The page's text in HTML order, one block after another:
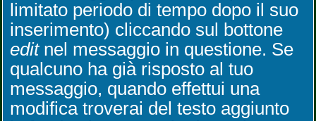
limitato periodo di tempo dopo il suo
inserimento) cliccando sul bottone
editnel messaggio in questione. Se
qualcuno ha già risposto al tuo
messaggio, quando effettui una
modifica troverai del testo aggiunto